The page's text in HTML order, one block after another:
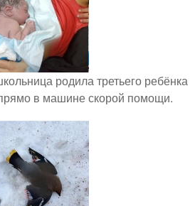
родила третьего ребёнка
в машине скорой помощи.